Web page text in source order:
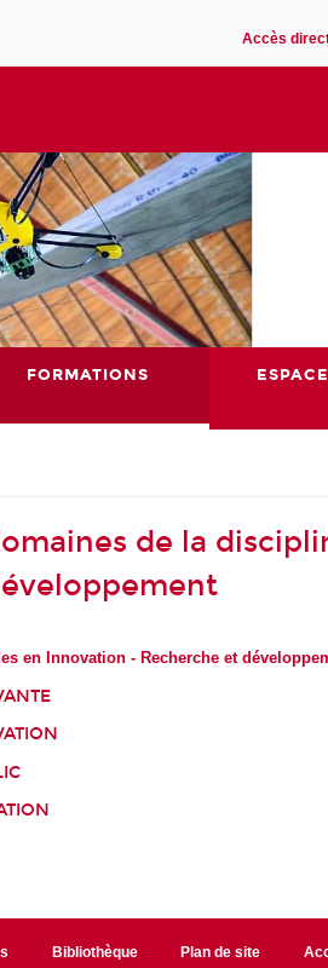
Accès
FORMATIONS
de la
en Innovation - Recherche et
Bibliothèque Plan de site